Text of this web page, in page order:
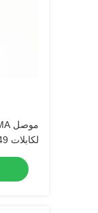
لكابلات LMR200 MF147B CXN3449